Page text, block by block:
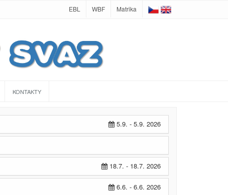
EBL WBF Matrika
KONTAKTY
5.9. - 5.9. 2026
18.7. - 18.7. 2026
6.6. - 6.6. 2026